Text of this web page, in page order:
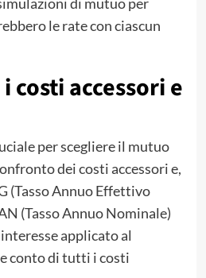
le rate con ciascun
costi accessori e
per scegliere il mutuo
dei costi accessori e,
(Tasso Annuo Effettivo
(Tasso Annuo Nominale)
applicato al
conto di tutti i costi